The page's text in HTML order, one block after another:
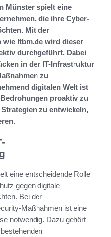
Münster spielt eine
die ihre Cyber-
Mit der
wie ltbm.de wird dieser
durchgeführt. Dabei
in der IT-Infrastruktur
zu
digitalen Welt ist
proaktiv zu
zu entwickeln,
eine entscheidende Rolle
gegen digitale
Bei der
Maßnahmen ist eine
notwendig. Dazu gehört